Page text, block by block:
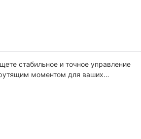
стабильное и точное управление
моментом для ваших